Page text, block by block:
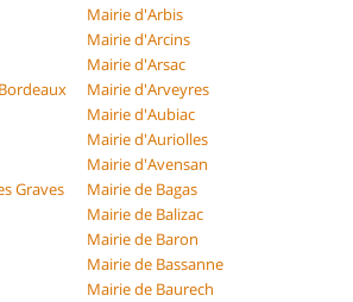
Mairie d'Arbis
Mairie d'Arcins
Mairie d'Arsac
Mairie d'Arveyres
Mairie d'Aubiac
Mairie d'Auriolles
Mairie d'Avensan
Graves
Mairie de Bagas
Mairie de Balizac
Mairie de Baron
Mairie de Bassanne
Mairie de Baurech